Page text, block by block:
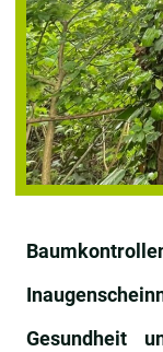
Gesundheit